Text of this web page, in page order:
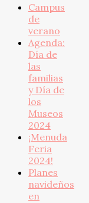
Campus
de
verano
Agenda:
Día de
las
familias
y Día de
los
Museos
2024
¡Menuda
Feria
2024!
Planes
navideños
en